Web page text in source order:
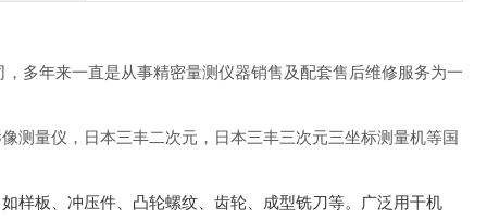
多年来一直是从事精密量测仪器销售及配套售后维修服务为一
测量仪，日本三丰二次元，日本三丰三次元三坐标测量机等国
样板、冲压件、凸轮螺纹、齿轮、成型铣刀等。广泛用干机